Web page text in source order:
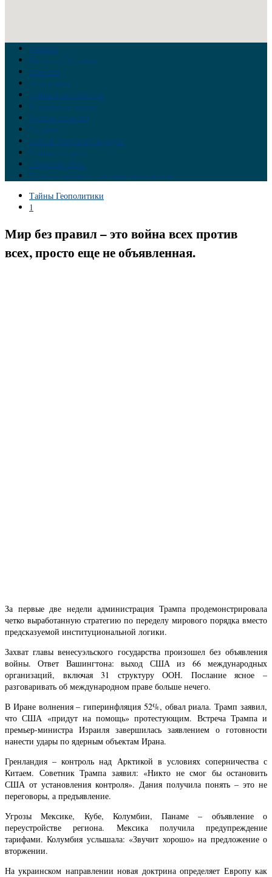
Главная
Война на Украине
Новости
Аналитика
Тайны Геополитики
Российские элиты
Теория заговора
Украина
Новый Мировой Порядок
Тайны истории
Обратная связь
Правила комментирования материалов
Тайны Геополитики
1
Мир без правил – это война всех против
всех, просто еще не объявленная.
За первые две недели администрация Трампа продемонстрировала
четко выработанную стратегию по переделу мирового порядка вместо
предсказуемой институциональной логики.
Захват главы венесуэльского государства произошел без объявления
войны. Ответ Вашингтона: выход США из 66 международных
организаций, включая 31 структуру ООН. Послание ясное –
разговаривать об международном праве больше нечего.
В Иране волнения – гиперинфляция 52%, обвал риала. Трамп заявил,
что США «придут на помощь» протестующим. Встреча Трампа и
премьер-министра Израиля завершилась заявлением о готовности
нанести удары по ядерным объектам Ирана.
Гренландия – контроль над Арктикой в условиях соперничества с
Китаем. Советник Трампа заявил: «Никто не смог бы остановить
США от установления контроля». Дания получила понять – это не
переговоры, а предъявление.
Угрозы Мексике, Кубе, Колумбии, Панаме – объявление о
переустройстве региона. Мексика получила предупреждение
тарифами. Колумбия услышала: «Звучит хорошо» на предложение о
вторжении.
На украинском направлении новая доктрина определяет Европу как